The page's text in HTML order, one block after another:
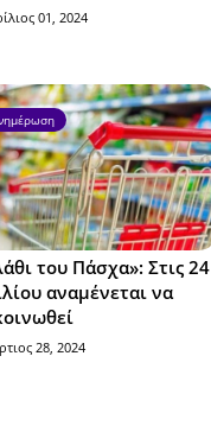
01, 2024
του Πάσχα»: Στις 24
αναμένεται να
28, 2024